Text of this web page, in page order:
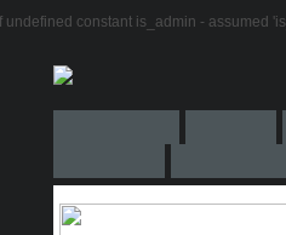
undefined constant is_admin - assumed